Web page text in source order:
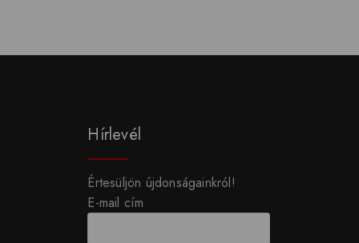
Hírlevél
Értesüljön újdonságainkról!
E-mail cím